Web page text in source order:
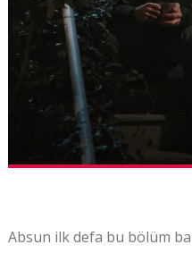
Absun ilk defa bu bölüm